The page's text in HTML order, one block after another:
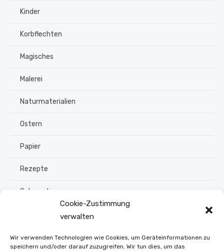
Cookie-Zustimmung
verwalten
Wir verwenden Technologien wie Cookies, um Geräteinformationen zu
speichern und/oder darauf zuzugreifen. Wir tun dies, um das
Kinder
Korbflechten
Magisches
Malerei
Naturmaterialien
Ostern
Papier
Rezepte
Schmuck
Upcycling